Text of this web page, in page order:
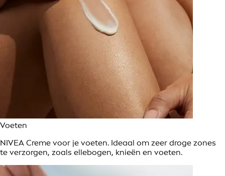
Voeten
NIVEA Creme voor je voeten. Ideaal om zeer droge zones
te verzorgen, zoals ellebogen, knieën en voeten.